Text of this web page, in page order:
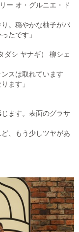
ー オ・グルニエ・ド
り。穏やかな柚子がパ
たです」
ダシ ヤナギ） 柳シェ
スは取れています
ます」
じます。表面のグラサ
、もう少しツヤがあ